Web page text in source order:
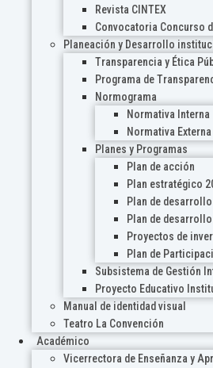
Revista CINTEX
Convocatoria Concurso
Planeación y Desarrollo
Transparencia y Ética
Programa de
Normograma
Normativa Interna
Normativa Externa
Planes y Programas
Plan de acción
Plan estratégico
Plan de
Plan de
Proyectos de
Plan de
Subsistema de Gestión
Proyecto Educativo
Manual de identidad visual
Teatro La Convención
Académico
Vicerrectora de Enseñanza y